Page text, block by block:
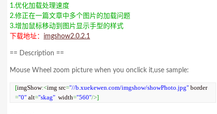
1.优化加载处理速度
2.修正在一篇文章中多个图片的加载问题
3.增加鼠标移动到图片显示手型的样式
下载地址： imgshow2.0.2.1
== Description ==
Mouse Wheel zoom picture when you onclick it,use sample:
[imgShow:<img src="//b.xuekewen.com/imgshow/showPhoto.jpg" border
="0" alt="skag"
  width
="560"/>]